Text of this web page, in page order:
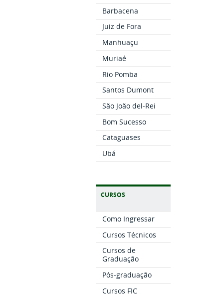
Barbacena
Juiz de Fora
Manhuaçu
Muriaé
Rio Pomba
Santos Dumont
São João del-Rei
Bom Sucesso
Cataguases
Ubá
CURSOS
Como Ingressar
Cursos Técnicos
Cursos de
Graduação
Pós-graduação
Cursos FIC